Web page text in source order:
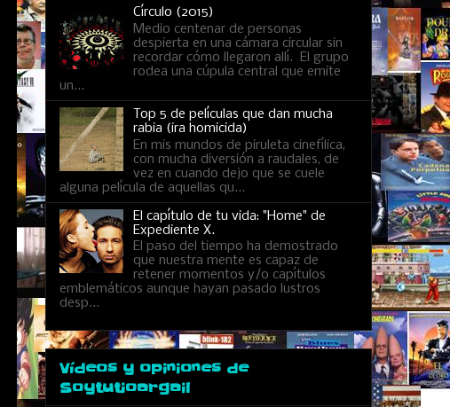
Círculo (2015)
Medio centenar de personas
despierta en una cámara circular sin
recordar cómo llegaron allí. El grupo
rodea una cúpula central que emite
un...
Top 5 de películas que dan mucha
rabia (ira homicida)
En mis mundos de piruleta cinefílica,
con mucha diversión a raudales, de
vez en cuando dejo que se cuele
alguna película de aquellas qu...
El capítulo de tu vida: "Home" de
Expediente X.
El paso del tiempo ha demostrado
que nuestra mente es capaz de
retener momentos y/o capítulos
emblemáticos aunque hayan pasado lustros
desp...
Vídeos y opiniones de
Soytutioargail